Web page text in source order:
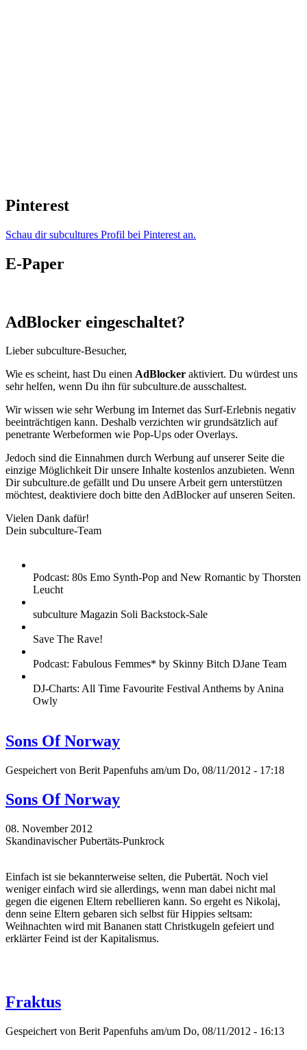
Pinterest
Schau dir subcultures Profil bei Pinterest an.
E-Paper
AdBlocker eingeschaltet?
Lieber subculture-Besucher,
Wie es scheint, hast Du einen AdBlocker aktiviert. Du würdest uns
sehr helfen, wenn Du ihn für subculture.de ausschaltest.
Wir wissen wie sehr Werbung im Internet das Surf-Erlebnis negativ
beeinträchtigen kann. Deshalb verzichten wir grundsätzlich auf
penetrante Werbeformen wie Pop-Ups oder Overlays.
Jedoch sind die Einnahmen durch Werbung auf unserer Seite die
einzige Möglichkeit Dir unsere Inhalte kostenlos anzubieten. Wenn
Dir subculture.de gefällt und Du unsere Arbeit gern unterstützen
möchtest, deaktiviere doch bitte den AdBlocker auf unseren Seiten.
Vielen Dank dafür!
Dein subculture-Team
Podcast: 80s Emo Synth-Pop and New Romantic by Thorsten
Leucht
subculture Magazin Soli Backstock-Sale
Save The Rave!
Podcast: Fabulous Femmes* by Skinny Bitch DJane Team
DJ-Charts: All Time Favourite Festival Anthems by Anina
Owly
Sons Of Norway
Gespeichert von Berit Papenfuhs am/um Do, 08/11/2012 - 17:18
Sons Of Norway
08. November 2012
Skandinavischer Pubertäts-Punkrock
Einfach ist sie bekannterweise selten, die Pubertät. Noch viel
weniger einfach wird sie allerdings, wenn man dabei nicht mal
gegen die eigenen Eltern rebellieren kann. So ergeht es Nikolaj,
denn seine Eltern gebaren sich selbst für Hippies seltsam:
Weihnachten wird mit Bananen statt Christkugeln gefeiert und
erklärter Feind ist der Kapitalismus.
Fraktus
Gespeichert von Berit Papenfuhs am/um Do, 08/11/2012 - 16:13